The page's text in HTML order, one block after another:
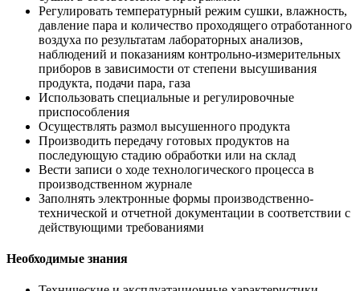
Регулировать температурный режим сушки, влажность,
давление пара и количество проходящего отработанного
воздуха по результатам лабораторных анализов,
наблюдений и показаниям контрольно-измерительных
приборов в зависимости от степени высушивания
продукта, подачи пара, газа
Использовать специальные и регулировочные
приспособления
Осуществлять размол высушенного продукта
Производить передачу готовых продуктов на
последующую стадию обработки или на склад
Вести записи о ходе технологического процесса в
производственном журнале
Заполнять электронные формы производственно-
технической и отчетной документации в соответствии с
действующими требованиями
Необходимые знания